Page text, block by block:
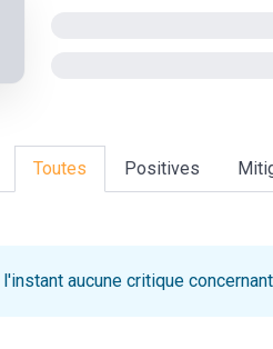
Toutes Positives
l'instant aucune critique